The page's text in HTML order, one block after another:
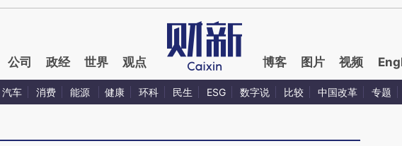
公司 政经 世界 观点 博客 图片 视频
汽车 消费 能源 健康 环科 民生 ESG 数字说 比较 中国改革 专题